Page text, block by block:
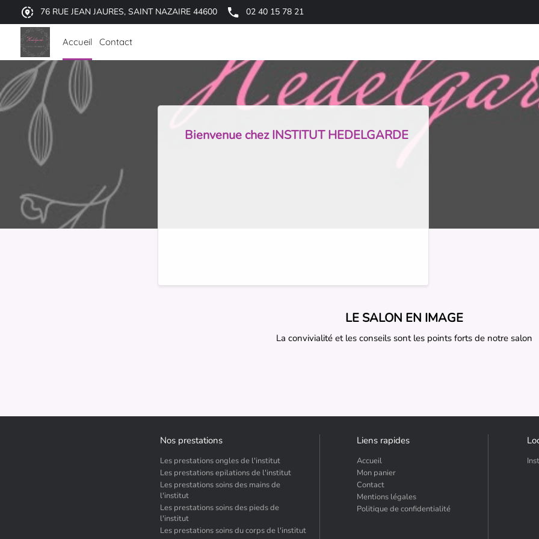
76 RUE JEAN JAURES, SAINT NAZAIRE 44600 02 40 15 78 21
Accueil Contact
Bienvenue chez INSTITUT HEDELGARDE
LE SALON EN IMAGE
La convivialité et les conseils sont les points forts de notre salon
Nos prestations
Les prestations ongles de l'institut
Les prestations epilations de l'institut
Les prestations soins des mains de
l'institut
Les prestations soins des pieds de
l'institut
Les prestations soins du corps de l'institut
Liens rapides
Accueil
Mon panier
Contact
Mentions légales
Politique de confidentialité